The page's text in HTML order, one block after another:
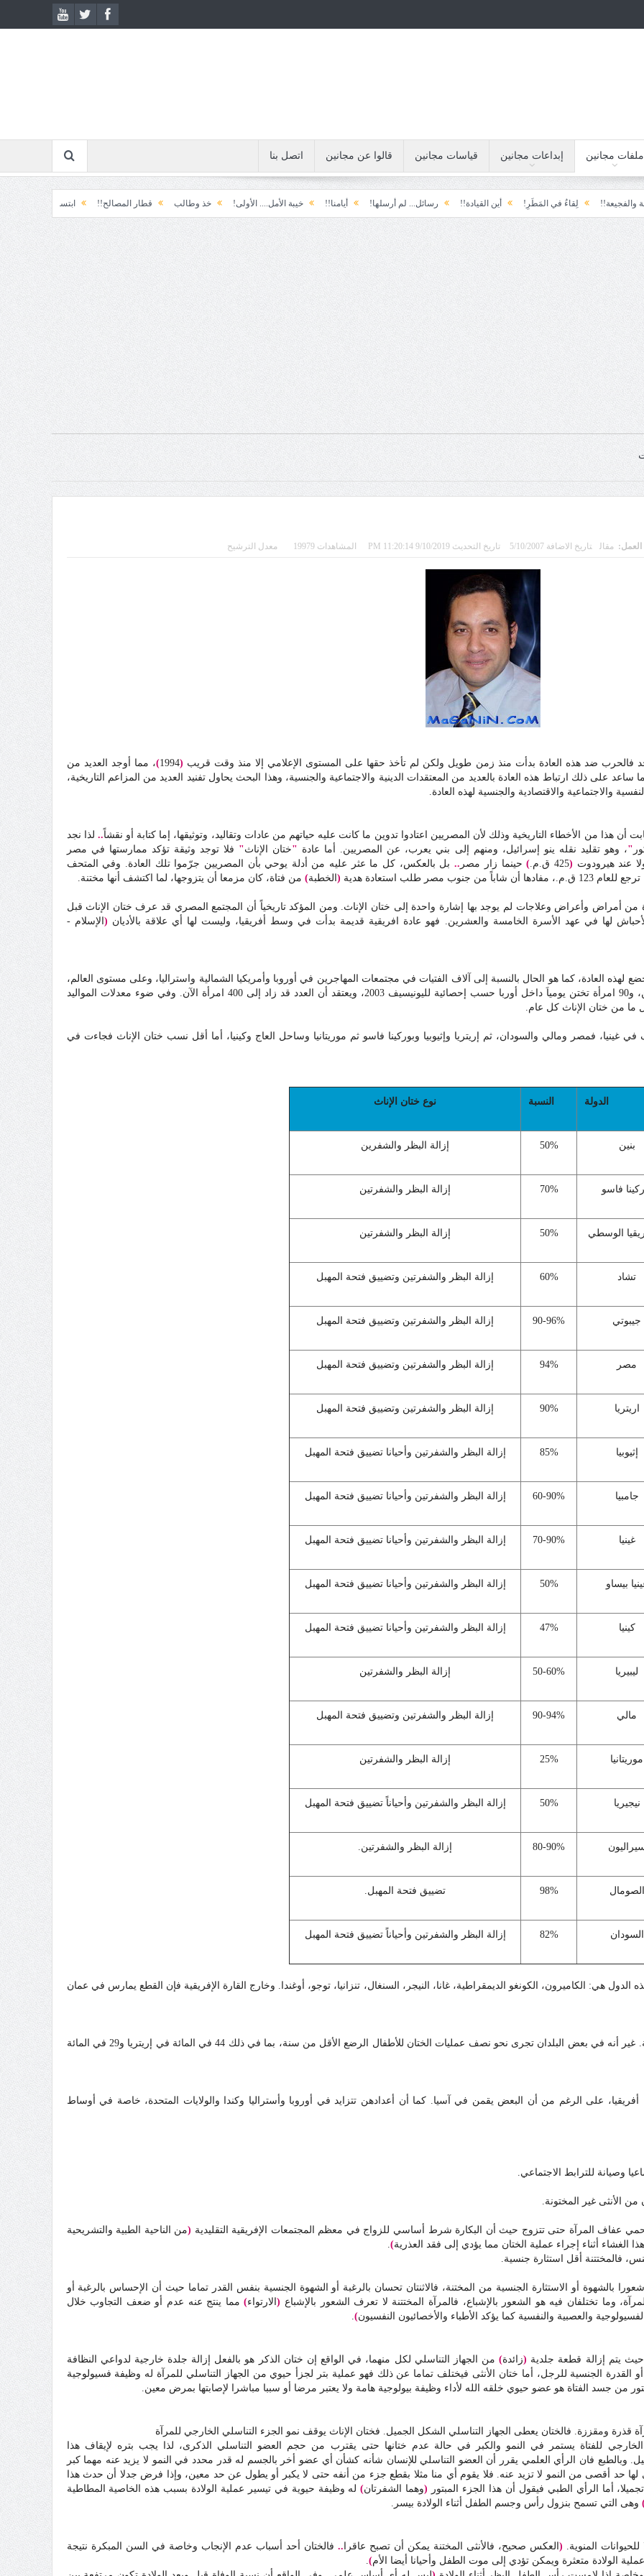
ملفات مجانين إبداعات مجانين قياسات مجانين قالوا عن مجانين اتصل بنا
لِقاءُ في المَطَرِ! أين القيادة!! رسائل... لم أرسلها! أيامنا!! خيبة الأمل.... الأولى! خذ وطالب قطار المصالح!! ابتسامة الطوارئ! المكوّن وما
العمل:مقال تاريخ الاضافة 5/10/2007 تاريخ التحديث 9/10/2019 11:20:14 PM المشاهدات 19979 معدل الترشيح
فالحرب ضد هذه العادة بدأت منذ زمن طويل ولكن لم تأخذ حقها على المستوى الإعلامي إلا منذ وقت قريب (
1994
)، مما أوجد العديد من
على ذلك ارتباط هذه العادة بالعديد من المعتقدات الدينية والاجتماعية والجنسية، وهذا البحث يحاول تفنيد العديد من المزاعم التاريخية،
والاجتماعية والاقتصادية والجنسية لهذه العادة.
أن هذا من الأخطاء التاريخية وذلك لأن المصريين اعتادوا تدوين ما كانت عليه حياتهم من عادات وتقاليد، وتوثيقها، إما كتابة أو نقشاً.. لذا نجد
"، وهو تقليد نقله ينو إسرائيل، ومنهم إلى بني يعرب، عن المصريين. أما عادة "ختان الإناث" فلا توجد وثيقة تؤكد ممارستها في مصر
عند هيرودوت (425 ق.م. )حينما زار مصر ..بل بالعكس، كل ما عثر عليه من أدلة يوحي بأن المصريين جرّموا تلك العادة. وفي المتحف
طلب استعادة هدية
( الخطبة) من فتاة، كان مزمعا أن يتزوجها، لما اكتشف أنها مختنة.
أمراض وأعراض وعلاجات لم يوجد بها إشارة واحدة إلى ختان الإناث. ومن المؤكد تاريخياً أن المجتمع المصري قد عرف ختان الإناث قبل
لها في عهد الأسرة الخامسة والعشرين. فهو عادة افريقية قديمة بدأت في وسط أفريقيا، وليست لها أي علاقة بالأديان ( الإسلام -
دولة في القارة الإفريقية تخضع لهذه العادة، كما هو الحال بالنسبة إلى آلاف الفتيات في مجتمعات المهاجرين في أوروبا وأمريكيا الشمالية واستراليا، وعلى مستوى العالم،
هناك حوالي 155 مليون امرأة مختونة، و7000 أمرة يوميه تختن، و90 امرأة تختن يومياَ داخل أوربا حسب إحصائية لليونيسيف 2003، ويعتقد أن العدد قد زاد إلى 400 امرأة الآن. وفي ضوء معدلات المواليد
ما من ختان الإناث كل عام.
فمصر ومالي والسودان، ثم إريتريا وإثيوبيا وبوركينا فاسو ثم موريتانيا وساحل العاج وكينيا، أما أقل نسب ختان الإناث فجاءت في
الدولة النسبة نوع ختان الإناث
بنين 50% إزالة البظر والشفرين
فاسو 70% إزالة البظر والشفرتين
الوسطي 50% إزالة البظر والشفرتين
تشاد 60% إزالة البظر والشفرتين وتضييق فتحة المهبل
جيبوتي 90-96% إزالة البظر والشفرتين وتضييق فتحة المهبل
مصر 94% إزالة البظر والشفرتين وتضييق فتحة المهبل
اريتريا 90% إزالة البظر والشفرتين وتضييق فتحة المهبل
إثيوبيا 85% إزالة البظر والشفرتين وأحيانا تضييق فتحة المهبل
جامبيا 60-90% إزالة البظر والشفرتين وأحيانا تضييق فتحة المهبل
غينيا 70-90% إزالة البظر والشفرتين وأحيانا تضييق فتحة المهبل
بيساو 50% إزالة البظر والشفرتين وأحيانا تضييق فتحة المهبل
كينيا 47% إزالة البظر والشفرتين وأحيانا تضييق فتحة المهبل
ليبيريا 50-60% إزالة البظر والشفرتين
مالي 90-94% إزالة البظر والشفرتين وتضييق فتحة المهبل
موريتانيا 25% إزالة البظر والشفرتين
نيجيريا 50% إزالة البظر والشفرتين وأحياناً تضييق فتحة المهبل
80-90% إزالة البظر والشفرتين.
الصومال 98% تضييق فتحة المهبل.
السودان 82% إزالة البظر والشفرتين وأحياناً تضييق فتحة المهبل
الكاميرون، الكونغو الديمقراطية، غانا، النيجر، السنغال، تنزانيا، توجو، أوغندا. وخارج القارة الإفريقية فإن القطع يمارس في عمان
تجرى عملية الختان أساسا للأطفال واليافعين من 4 إلى 14 سنة. غير أنه في بعض البلدان تجرى نحو نصف عمليات الختان للأطفال الرضع الأقل من سنة، بما في ذلك 44 في المائة في إريتريا و29 في المائة
غالبية الفتيات والنساء اللاتي تعرضن للختان في 28 بلدا أفريقيا، على الرغم من أن البعض يقمن في آسيا. كما أن أعدادهن تتزايد في أوروبا وأستراليا وكندا والولايات المتحدة، خاصة في أوساط
وصيانة للترابط الاجتماعي.
الأنثى غير المختونة.
عفاف المرآة حتى تتزوج حيث أن البكارة شرط أساسي للزواج في معظم المجتمعات الإفريقية التقليدية (من الناحية الطبية والتشريحية
الغشاء أثناء إجراء عملية الختان مما يؤدي إلى فقد العذرية)
.
فالمختتنة أقل استثارة جنسية.
بالشهوة أو الاستثارة الجنسية من المختنة، فالاثنتان تحسان بالرغبة أو الشهوة الجنسية بنفس القدر تماما حيث أن الإحساس بالرغبة أو
وما تختلفان فيه هو الشعور بالإشباع، فالمرآة المختتنة لا تعرف الشعور بالإشباع (الارتواء)مما ينتج عنه عدم أو ضعف التجاوب خلال
والعصبية والنفسية كما يؤكد الأطباء والأخصائيون النفسيون)
.
حيث يتم إزالة قطعة جلدية (زائدة)من الجهاز التناسلي لكل منهما، في الواقع إن ختان الذكر هو بالفعل إزالة جلدة خارجية لدواعي النظافة
الجنسية للرجل، أما ختان الأنثى فيختلف تماما عن ذلك فهو عملية بتر لجزأ حيوي من الجهاز التناسلي للمرآة له وظيفة فسيولوجية
من جسد الفتاة هو عضو حيوي خلقه الله لأداء وظيفة بيولوجية هامة ولا يعتبر مرضا أو سببا مباشرا لإصابتها بمرض معين.
قذرة ومقززة. فالختان يعطى الجهاز التناسلي الشكل الجميل. فختان الإناث يوقف نمو الجزء التناسلي الخارجي للمرآة
للفتاة يستمر في النمو والكبر في حالة عدم ختانها حتى يقترب من حجم العضو التناسلي الذكرى، لذا يجب بتره لإيقاف هذا
فان الرأي العلمي يقرر أن العضو التناسلي للإنسان شأنه كشأن أي عضو أخر بالجسم له قدر محدد في النمو لا يزيد عنه مهما كبر
لها حد أقصى من النمو لا تزيد عنه. فلا يقوم أي منا مثلا بقطع جزء من أنفه حتى لا يكبر أو يطول عن حد معين، وإذا فرض جدلا أن حدث هذا
أما الرأي الطبي فيقول أن هذا الجزء المبتور (وهما الشفرتان)له وظيفة حيوية في تيسير عملية الولادة بسبب هذه الخاصية المطاطية
وهى التي تسمح بنزول رأس وجسم الطفل أثناء الولادة بيسر.
المنوية. ( العكس صحيح، فالأنثى المختنة يمكن أن تصبح عاقرا .. فالختان أحد أسباب عدم الإنجاب وخاصة في السن المبكرة نتيجة
الولادة متعثرة ويمكن تؤدي إلى موت الطفل وأحيانا أيضا الأم)
.